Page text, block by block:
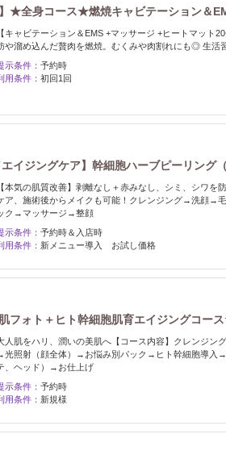
】★全身コース★燃焼キャビテーション＆
【キャビテーション＆EMS +マッサージ +ヒートマット
や溜め込んだ贅肉を燃焼。むくみや肉割れにも◎ 生活
示条件： 予約時
用条件： 初回1回
エイジングケア】幹細胞ハーブピーリング
【本気の肌質改善】剥離なし＋赤みなし、シミ、シワを
ア、施術後からメイクも可能！クレンジング→洗顔→
ク→マッサージ→整顔
示条件： 予約時＆入店時
用条件： 新メニュー導入 お試し価格
肌フォト＋ヒト幹細胞肌育エイジングコ
人肌をハリ、潤いの美肌へ【コース内容】クレンジ
光照射（顔全体）→お悩み別パック→ヒト幹細胞導入
、ヘッド）→お仕上げ
示条件： 予約時
用条件： 新規様